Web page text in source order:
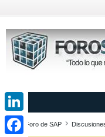
Foro de SAP
LinkedIn